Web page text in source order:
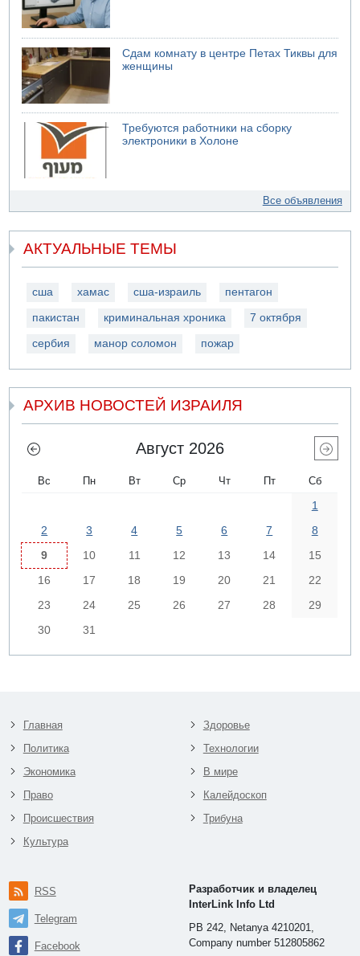
Сдам комнату в центре Петах Тиквы для
женщины
Требуются работники на сборку
электроники в Холоне
Все объявления
АКТУАЛЬНЫЕ ТЕМЫ
сша хамас сша-израиль пентагон
пакистан криминальная хроника 7 октября
сербия манор соломон пожар
АРХИВ НОВОСТЕЙ ИЗРАИЛЯ
Август 2026
Вс Пн Вт Ср Чт Пт Сб
1
2
3 4 5 6 7
8
9
10 11 12 13 14
15
16
17 18 19 20 21
22
23
24 25 26 27 28
29
30
31
Главная
Политика
Экономика
Право
Происшествия
Культура
Здоровье
Технологии
В мире
Калейдоскоп
Трибуна
RSS
Telegram
Facebook
Разработчик и владелец
InterLink Info Ltd
PB 242, Netanya 4210201,
Company number 512805862